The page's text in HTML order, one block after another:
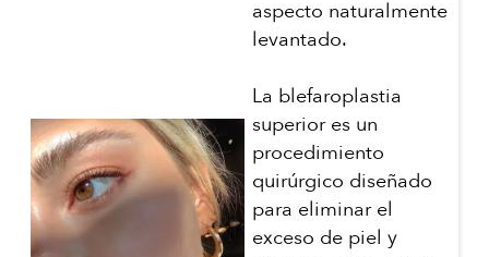
aspecto naturalmente
levantado.
La blefaroplastia
superior es un
procedimiento
quirúrgico diseñado
para eliminar el
exceso de piel y